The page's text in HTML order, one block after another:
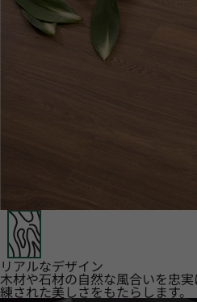
リアルなデザイン
木材や石材の自然な風合いを忠
練された美しさをもたらします。